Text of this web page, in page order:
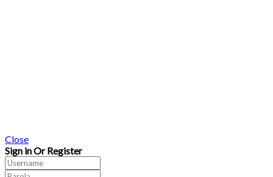
Close
Sign in Or Register